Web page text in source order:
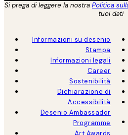
Si prega di leggere la nostra Politica
tuoi dati
Informazioni su desenio
Stampa
Informazioni legali
Career
Sostenibilità
Dichiarazione di
Accessibilità
Desenio Ambassador
Programme